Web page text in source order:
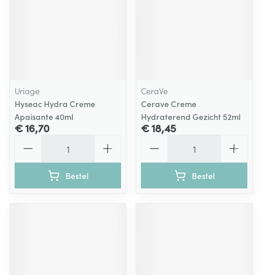
Uriage
Hyseac Hydra Creme
Apaisante 40ml
€ 16,70
Bestel
CeraVe
Cerave Creme
Hydraterend Gezicht 52ml
€ 18,45
Bestel